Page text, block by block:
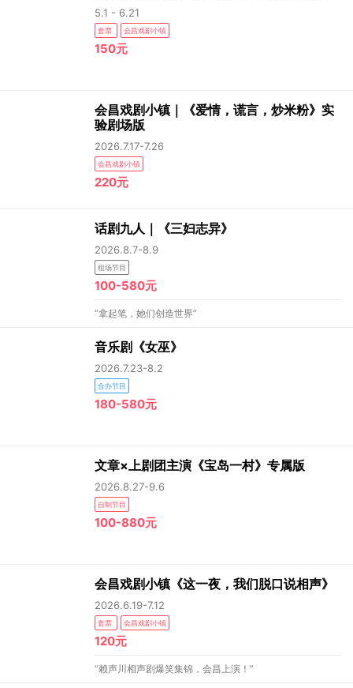
5.1 - 6.21
套票 会昌戏剧小镇
150元
会昌戏剧小镇｜《爱情，谎言，炒米粉》实
验剧场版
2026.7.17-7.26
会昌戏剧小镇
220元
话剧九人｜《三妇志异》
2026.8.7-8.9
租场节目
100-580元
“拿起笔，她们创造世界”
音乐剧《女巫》
2026.7.23-8.2
合办节目
180-580元
文章×上剧团主演《宝岛一村》专属版
2026.8.27-9.6
自制节目
100-880元
会昌戏剧小镇《这一夜，我们脱口说相声》
2026.6.19-7.12
套票 会昌戏剧小镇
120元
“赖声川相声剧爆笑集锦，会昌上演！”